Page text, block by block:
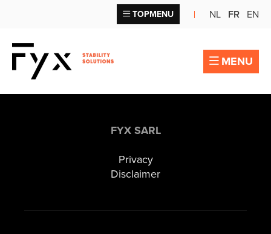
TOPMENU NL FR EN
MENU
FYX SARL
Privacy
Disclaimer